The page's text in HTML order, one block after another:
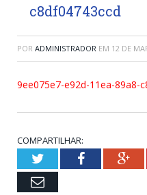
c8df04743ccd
POR ADMINISTRADOR EM 12 DE
9ee075e7-e92d-11ea-89a8-
COMPARTILHAR:
TwitterFacebook
Email